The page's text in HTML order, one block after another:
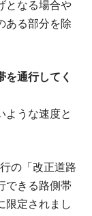
なる場合や
ある部分を除
通行してく
うな速度と
の「改正道路
できる路側帯
限定されまし